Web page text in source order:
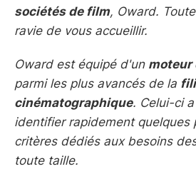
sociétés de film, Oward.
ravie de vous accueillir.
Oward est équipé d'un moteur
parmi les plus avancés de la
cinématographique. Celui-ci
identifier rapidement quelques
critères dédiés aux besoins
toute taille.